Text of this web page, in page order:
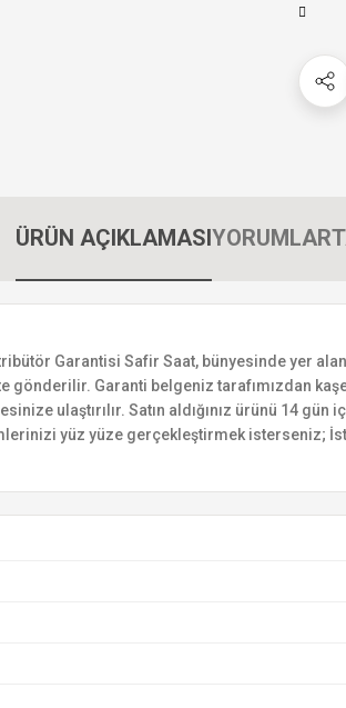
ÜRÜN AÇIKLAMASIYORUMLAR
Garantisi Safir Saat, bünyesinde yer
Garanti belgeniz tarafımızdan
ulaştırılır. Satın aldığınız ürünü 14
yüz yüze gerçekleştirmek isterseniz;